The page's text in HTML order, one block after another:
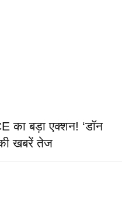
का बड़ा एक्शन! ‘डॉन
की खबरें तेज